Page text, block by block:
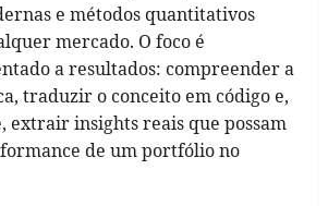
e métodos quantitativos
mercado. O foco é
a resultados: compreender a
traduzir o conceito em código e,
extrair insights reais que possam
de um portfólio no